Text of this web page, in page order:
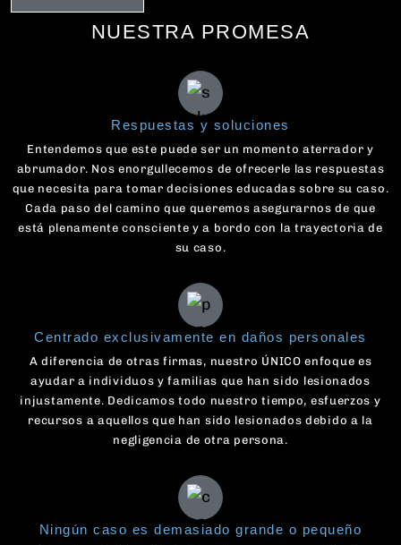
NUESTRA PROMESA
Respuestas y soluciones
Entendemos que este puede ser un momento aterrador y
abrumador. Nos enorgullecemos de ofrecerle las respuestas
que necesita para tomar decisiones educadas sobre su caso.
Cada paso del camino que queremos asegurarnos de que
está plenamente consciente y a bordo con la trayectoria de
su caso.
Centrado exclusivamente en daños personales
A diferencia de otras firmas, nuestro ÚNICO enfoque es
ayudar a individuos y familias que han sido lesionados
injustamente. Dedicamos todo nuestro tiempo, esfuerzos y
recursos a aquellos que han sido lesionados debido a la
negligencia de otra persona.
Ningún caso es demasiado grande o pequeño